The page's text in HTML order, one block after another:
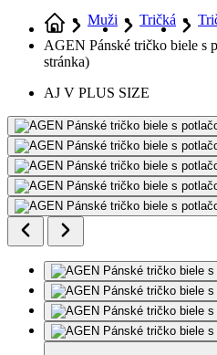
Muži Tričká
AGEN Pánské tričko biele s
stránka)
AJ V PLUS SIZE